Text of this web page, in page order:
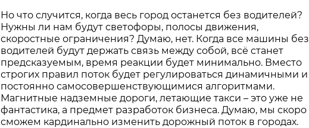
Но что случится, когда весь город останется без водителей?
Нужны ли нам будут светофоры, полосы движения,
скоростные ограничения? Думаю, нет. Когда все машины без
водителей будут держать связь между собой, всё станет
предсказуемым, время реакции будет минимально. Вместо
строгих правил поток будет регулироваться динамичными и
постоянно самосовершенствующимися алгоритмами.
Магнитные надземные дороги, летающие такси – это уже не
фантастика, а предмет разработок бизнеса. Думаю, мы скоро
сможем кардинально изменить дорожный поток в городах.